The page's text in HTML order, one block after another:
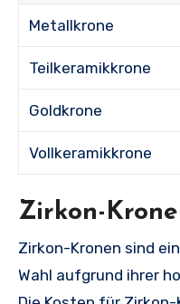
Metallkrone
Teilkeramikkrone
Goldkrone
Vollkeramikkrone
Zirkon-
Zirkon-Kronen sind
Wahl aufgrund ihrer